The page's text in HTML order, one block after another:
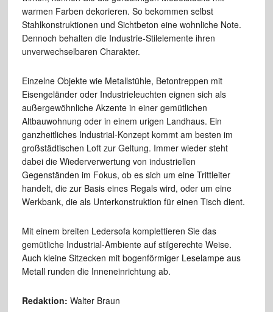
warmen Farben dekorieren. So bekommen selbst
Stahlkonstruktionen und Sichtbeton eine wohnliche Note.
Dennoch behalten die Industrie-Stilelemente ihren
unverwechselbaren Charakter.
Einzelne Objekte wie Metallstühle, Betontreppen mit
Eisengeländer oder Industrieleuchten eignen sich als
außergewöhnliche Akzente in einer gemütlichen
Altbauwohnung oder in einem urigen Landhaus. Ein
ganzheitliches Industrial-Konzept kommt am besten im
großstädtischen Loft zur Geltung. Immer wieder steht
dabei die Wiederverwertung von industriellen
Gegenständen im Fokus, ob es sich um eine Trittleiter
handelt, die zur Basis eines Regals wird, oder um eine
Werkbank, die als Unterkonstruktion für einen Tisch dient.
Mit einem breiten Ledersofa komplettieren Sie das
gemütliche Industrial-Ambiente auf stilgerechte Weise.
Auch kleine Sitzecken mit bogenförmiger Leselampe aus
Metall runden die Inneneinrichtung ab.
Redaktion: Walter Braun